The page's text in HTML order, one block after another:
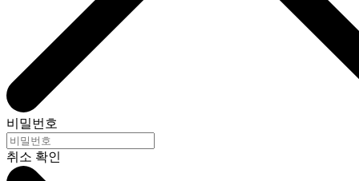
비밀번호
취소 확인